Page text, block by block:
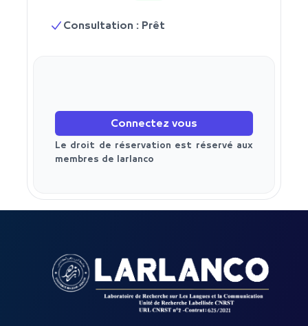
Consultation : Prêt
Connectez vous
Le droit de réservation est réservé aux
membres de larlanco